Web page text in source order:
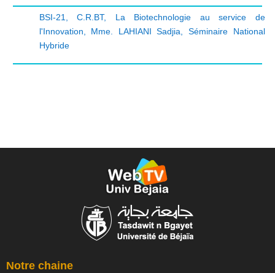
BSI-21 C.R.BT, La Biotechnologie au service de
l'Innovation
Mme. LAHIANI Sadjia
Séminaire National
Hybride
Notre chaine